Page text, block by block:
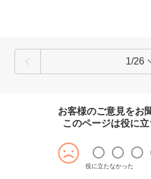
1/26
お客様のご意見をお
このページは役に
役に立たなかった